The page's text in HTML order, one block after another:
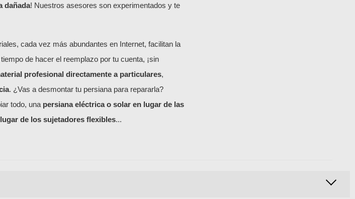
dañada! Nuestros asesores son experimentados y te
cada vez más abundantes en Internet, facilitan la
de hacer el reemplazo por tu cuenta, ¡sin
profesional directamente a particulares,
. ¿Vas a desmontar tu persiana para repararla?
todo, una persiana eléctrica o solar en lugar de las
de los sujetadores flexibles...